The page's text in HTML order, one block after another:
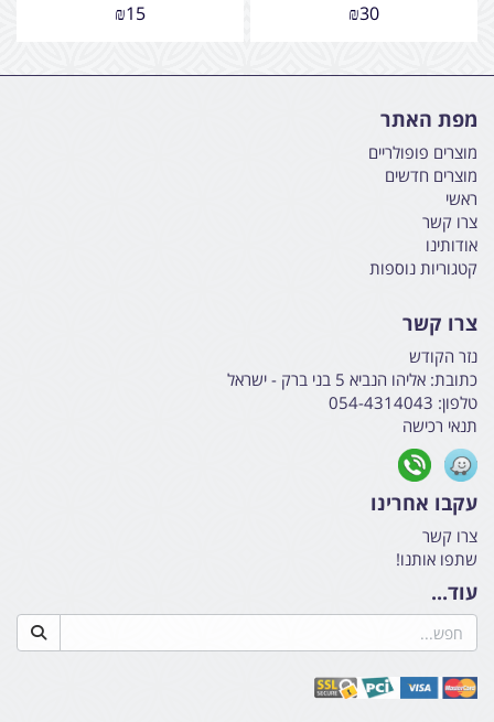
₪30
₪15
מפת האתר
מוצרים פופולריים
מוצרים חדשים
ראשי
צרו קשר
אודותינו
קטגוריות נוספות
צרו קשר
נזר הקודש
כתובת: אליהו הנביא 5 בני ברק - ישראל
טלפון: 054-4314043
תנאי רכישה
עקבו אחרינו
צרו קשר
שתפו אותנו!
עוד...